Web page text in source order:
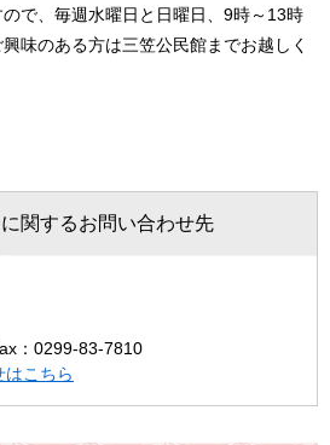
で、毎週水曜日と日曜日、9時～13時
味のある方は三笠公民館までお越しく
関するお問い合わせ先
：0299-83-7810
はこちら